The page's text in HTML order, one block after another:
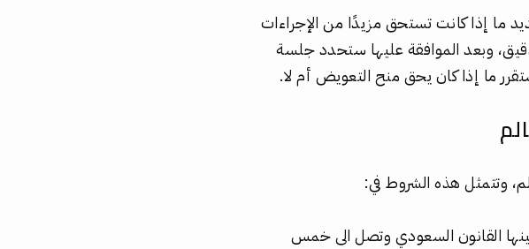
ما إذا كانت تستحق مزيدًا من الإجراءات
وبعد الموافقة عليها ستحدد جلسة
ما إذا كان يحق منح التعويض أم لا.
وتتمثل هذه الشروط في:
القانون السعودي وتصل الى خمس